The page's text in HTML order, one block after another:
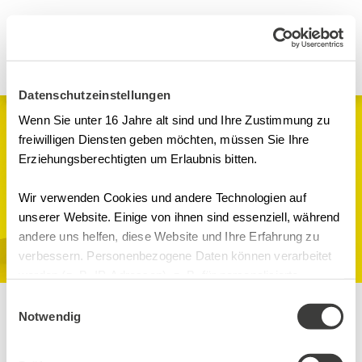
Datenschutzeinstellungen
Wenn Sie unter 16 Jahre alt sind und Ihre Zustimmung zu
freiwilligen Diensten geben möchten, müssen Sie Ihre
Erziehungsberechtigten um Erlaubnis bitten.
Wir verwenden Cookies und andere Technologien auf
unserer Website. Einige von ihnen sind essenziell, während
andere uns helfen, diese Website und Ihre Erfahrung zu
verbessern. Personenbezogene Daten können verarbeitet
Inhaltsmessung. Weitere Informationen über die
unserer Datenschutzerklärung. Sie können Ihre Auswahl
Notwendig
FvP im GDP-Bereich,
Großhandel
GDP
Hotel Arte Kongresszentrum / MS Teams, Riggenbachstr. 10
4600 CH-Olten/Digital
Inhalte